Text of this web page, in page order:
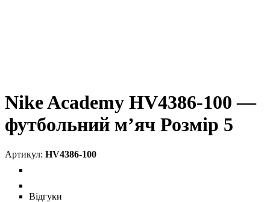
Nike Academy HV4386-100 —
футбольний м’яч Розмір 5
HV4386-100
Відгуки